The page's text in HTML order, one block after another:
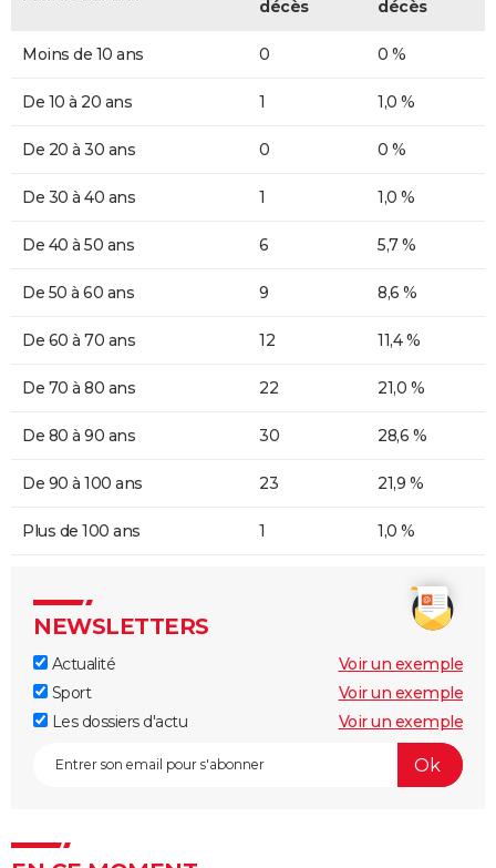
décès
décès
Moins de 10 ans 0 0 %
De 10 à 20 ans 1 1,0 %
De 20 à 30 ans 0 0 %
De 30 à 40 ans 1 1,0 %
De 40 à 50 ans 6 5,7 %
De 50 à 60 ans 9 8,6 %
De 60 à 70 ans 12 11,4 %
De 70 à 80 ans 22 21,0 %
De 80 à 90 ans 30 28,6 %
De 90 à 100 ans 23 21,9 %
Plus de 100 ans 1 1,0 %
NEWSLETTERS
Actualité
Voir un exemple
Sport
Voir un exemple
Les dossiers d'actu
Voir un exemple